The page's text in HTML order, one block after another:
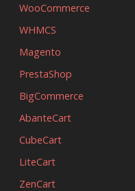
WooCommerce
WHMCS
Magento
PrestaShop
BigCommerce
AbanteCart
CubeCart
LiteCart
ZenCart